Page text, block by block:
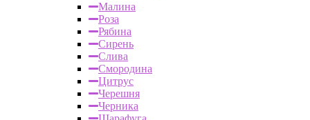
Малина
Роза
Рябина
Сирень
Слива
Смородина
Цитрус
Черешня
Черника